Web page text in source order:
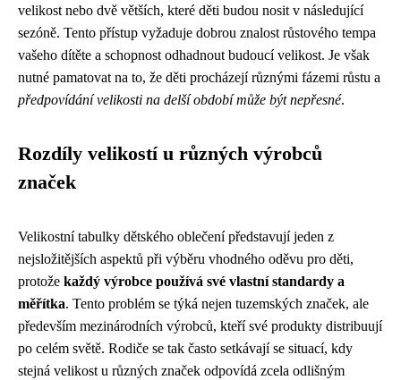
velikost nebo dvě větších, které děti budou nosit v následující
sezóně. Tento přístup vyžaduje dobrou znalost růstového tempa
vašeho dítěte a schopnost odhadnout budoucí velikost. Je však
nutné pamatovat na to, že děti procházejí různými fázemi růstu a
předpovídání velikosti na delší období může být nepřesné.
Rozdíly velikostí u různých výrobců
značek
Velikostní tabulky dětského oblečení představují jeden z
nejsložitějších aspektů při výběru vhodného oděvu pro děti,
protože každý výrobce používá své vlastní standardy a
měřítka. Tento problém se týká nejen tuzemských značek, ale
především mezinárodních výrobců, kteří své produkty distribuují
po celém světě. Rodiče se tak často setkávají se situací, kdy
stejná velikost u různých značek odpovídá zcela odlišným